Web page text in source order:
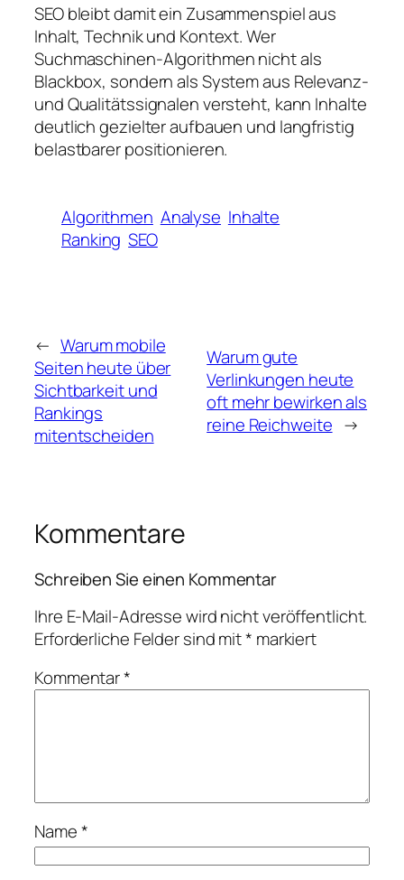
SEO bleibt damit ein Zusammenspiel aus
Inhalt, Technik und Kontext. Wer
Suchmaschinen-Algorithmen nicht als
Blackbox, sondern als System aus Relevanz-
und Qualitätssignalen versteht, kann Inhalte
deutlich gezielter aufbauen und langfristig
belastbarer positionieren.
Algorithmen Analyse Inhalte
Ranking SEO
← Warum mobile
Seiten heute über
Sichtbarkeit und
Rankings
mitentscheiden
Warum gute
Verlinkungen heute
oft mehr bewirken als
reine Reichweite →
Kommentare
Schreiben Sie einen Kommentar
Ihre E-Mail-Adresse wird nicht veröffentlicht.
Erforderliche Felder sind mit* markiert
Kommentar*
Name*